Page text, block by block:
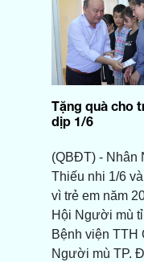
Tặng quà cho
dịp 1/6
(QBĐT) - Nhân
Thiếu nhi 1/6
vì trẻ em năm
Hội Người mù
Bệnh viện TTH
Người mù TP.